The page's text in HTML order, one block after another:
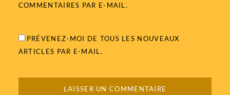
COMMENTAIRES PAR E-MAIL.
PRÉVENEZ-MOI DE TOUS LES NOUVEAUX
ARTICLES PAR E-MAIL.